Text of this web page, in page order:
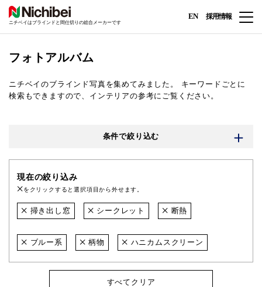
ニチベイはブラインドと間仕切りの総合メーカーです
EN 採用情報
フォトアルバム
ニチベイのブラインド写真を集めてみました。
キーワードごとに
検索もできますので、インテリアの参考にご覧ください。
条件で絞り込む
現在の絞り込み
をクリックすると選択項目から外せます。
掃き出し窓 シークレット 断熱
ブルー系 柄物 ハニカムスクリーン
すべてクリア